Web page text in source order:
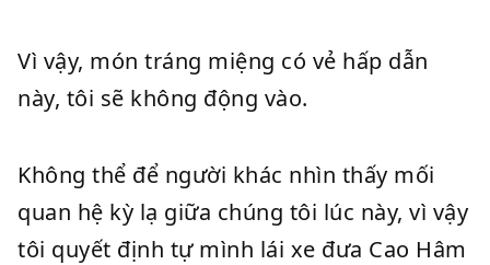
Vì vậy, món tráng miệng có vẻ hấp dẫn
này, tôi sẽ không động vào.
Không thể để người khác nhìn thấy mối
quan hệ kỳ lạ giữa chúng tôi lúc này, vì vậy
tôi quyết định tự mình lái xe đưa Cao Hâm